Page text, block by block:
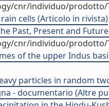
cnr/individuo/prodotto/
cells (Articolo in rivista)
Past, Present and
cnr/individuo/prodotto/
of the upper Indus
particles in random
- documentario (Altre